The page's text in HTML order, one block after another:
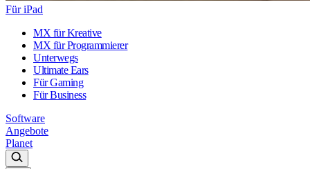
Für iPad
MX für Kreative
MX für Programmierer
Unterwegs
Ultimate Ears
Für Gaming
Für Business
Software
Angebote
Planet